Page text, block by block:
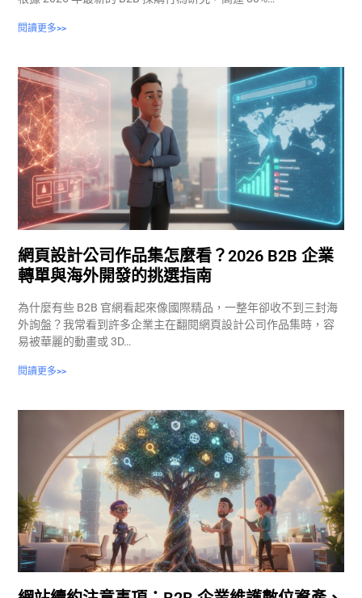
閱讀更多>>
網頁設計公司作品集怎麼看？2026 B2B 企業
轉單與海外開發的挑選指南
為什麼有些 B2B 官網看起來像國際精品，一整年卻收不到三封海
外詢盤？我常看到許多企業主在翻閱網頁設計公司作品集時，容
易被華麗的動畫或 3D…
閱讀更多>>